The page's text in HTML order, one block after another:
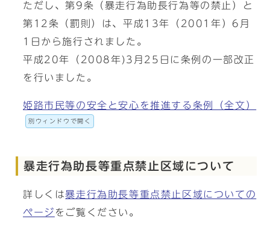
ただし、第9条（暴走行為助長行為等の禁止）と
第12条（罰則）は、平成13年（2001年）6月
1日から施行されました。
平成20年（2008年)3月25日に条例の一部改正
を行いました。
姫路市民等の安全と安心を推進する条例（全文）
別ウィンドウで開く
暴走行為助長等重点禁止区域について
詳しくは暴走行為助長等重点禁止区域についての
ページ をご覧ください。